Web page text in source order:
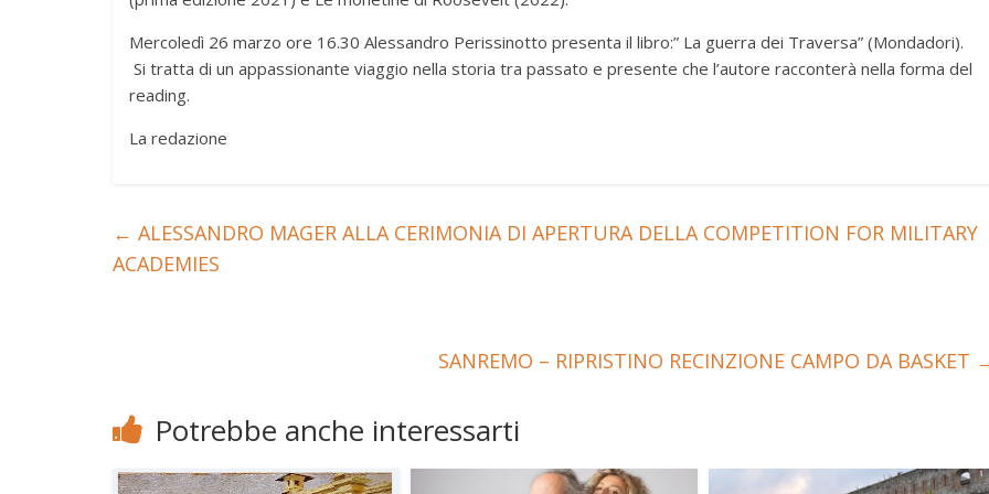
Mercoledì 26 marzo ore 16.30 Alessandro Perissinotto presenta il libro:” La guerra dei Traversa” (Mondadori).
Si tratta di un appassionante viaggio nella storia tra passato e presente che l’autore racconterà nella forma del
reading.
La redazione
← ALESSANDRO MAGER ALLA CERIMONIA DI APERTURA DELLA COMPETITION FOR MILITARY
ACADEMIES
SANREMO – RIPRISTINO RECINZIONE CAMPO DA BASKET
Potrebbe anche interessarti